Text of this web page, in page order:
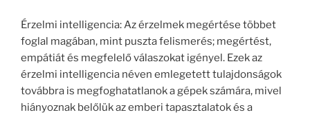
Érzelmi intelligencia: Az érzelmek megértése többet
foglal magában, mint puszta felismerés; megértést,
empátiát és megfelelő válaszokat igényel. Ezek az
érzelmi intelligencia néven emlegetett tulajdonságok
továbbra is megfoghatatlanok a gépek számára, mivel
hiányoznak belőlük az emberi tapasztalatok és a